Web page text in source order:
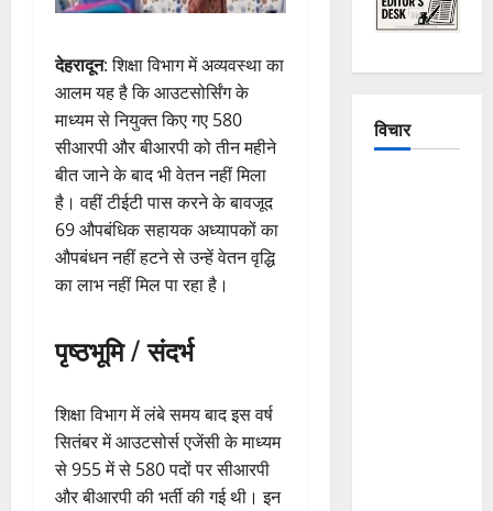
देहरादून: शिक्षा विभाग में अव्यवस्था का
आलम यह है कि आउटसोर्सिंग के
माध्यम से नियुक्त किए गए 580
सीआरपी और बीआरपी को तीन महीने
बीत जाने के बाद भी वेतन नहीं मिला
है। वहीं टीईटी पास करने के बावजूद
69 औपबंधिक सहायक अध्यापकों का
औपबंधन नहीं हटने से उन्हें वेतन वृद्धि
का लाभ नहीं मिल पा रहा है।
पृष्ठभूमि / संदर्भ
शिक्षा विभाग में लंबे समय बाद इस वर्ष
सितंबर में आउटसोर्स एजेंसी के माध्यम
से 955 में से 580 पदों पर सीआरपी
और बीआरपी की भर्ती की गई थी। इन
विचार